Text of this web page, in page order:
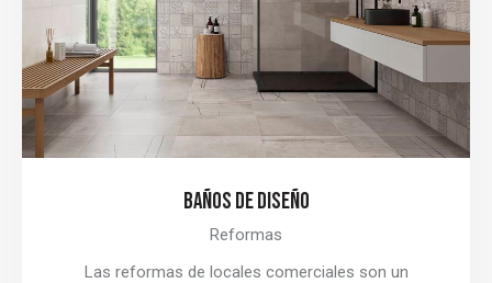
BAÑOS DE DISEÑO
Reformas
Las reformas de locales comerciales son un